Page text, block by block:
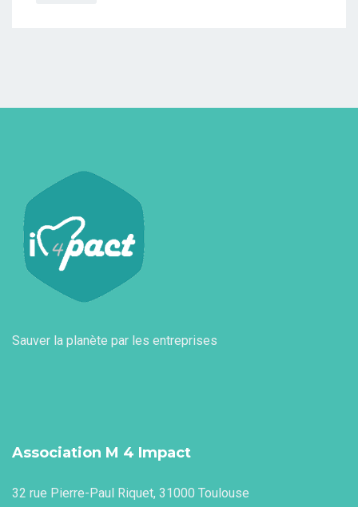
Sauver la planète par les entreprises
Association M 4 Impact
32 rue Pierre-Paul Riquet, 31000 Toulouse